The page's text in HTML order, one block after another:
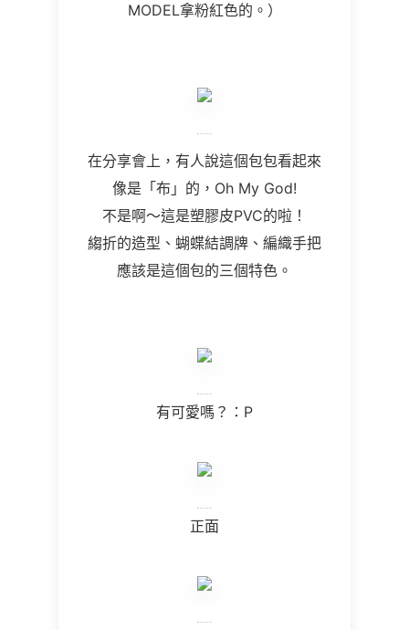
MODEL拿粉紅色的。）
在分享會上，有人說這個包包看起來
像是「布」的，Oh My God!
不是啊～這是塑膠皮PVC的啦！
縐折的造型、蝴蝶結調牌、編織手把
應該是這個包的三個特色。
有可愛嗎？：P
正面